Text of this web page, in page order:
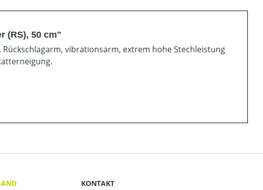
(RS), 50 cm"
vibrationsarm, extrem hohe Stechleistung
KONTAKT